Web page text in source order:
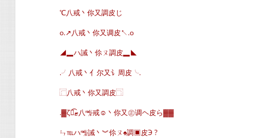
℃八戒丶你又調皮じ
o.↗八戒丶你又调皮↖.o
◢▂ハ誡丶伱ㄡ調皮▂◣
.╯八戒丶亻尔又讠周皮╰.
⿸八戒丶你又調皮⿹
.▓ζั͡ޓ八㎯戒☺丶你又㊣调ヘ皮ら▓▓
ㄣ℡ハ㎯誡丶︾伱ㄡ♠調▣皮Э ?